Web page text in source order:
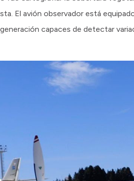
El avión observador está
capaces de detectar